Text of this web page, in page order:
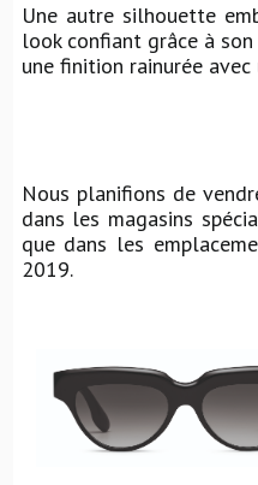
Une autre silhouette
look confiant grâce à
une finition rainurée
Nous planifions de
dans les magasins
que dans les
2019.